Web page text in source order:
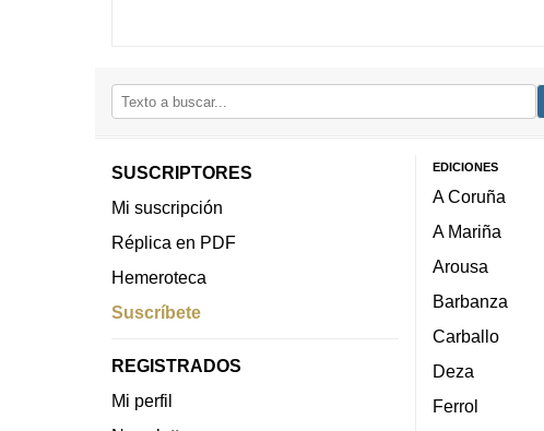
SUSCRIPTORES
Mi suscripción
Réplica en PDF
Hemeroteca
Suscríbete
REGISTRADOS
Mi perfil
EDICIONES
A Coruña
A Mariña
Arousa
Barbanza
Carballo
Deza
Ferrol